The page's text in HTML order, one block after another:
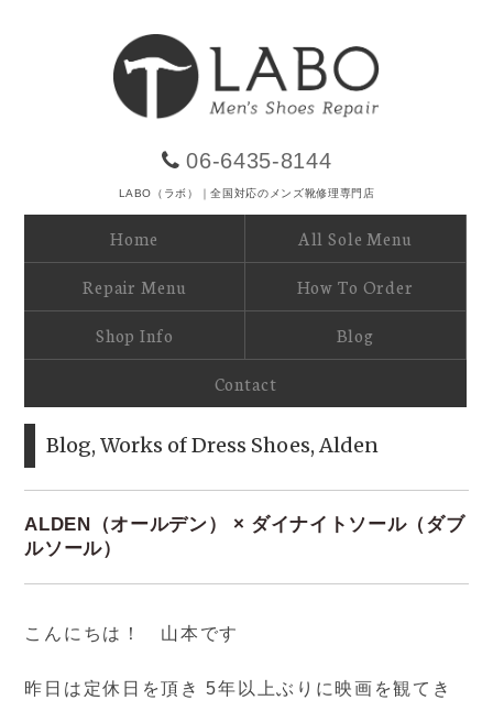
06-6435-8144
LABO（ラボ）｜全国対応のメンズ靴修理専門店
Home All Sole Menu
Repair Menu How To Order
Shop Info Blog
Contact
Blog,Works of Dress Shoes,Alden
ALDEN（オールデン） × ダイナイトソール（ダブ
ルソール）
こんにちは！ 山本です
昨日は定休日を頂き 5年以上ぶりに映画を観てき